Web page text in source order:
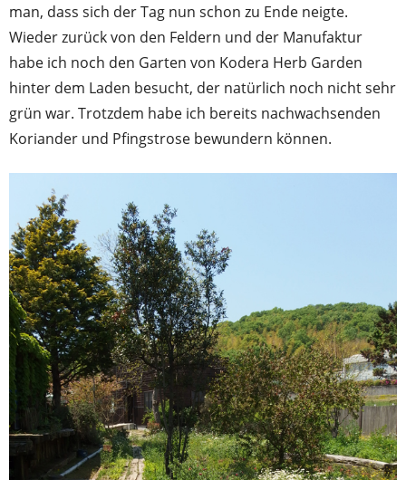
man, dass sich der Tag nun schon zu Ende neigte.
Wieder zurück von den Feldern und der Manufaktur
habe ich noch den Garten von Kodera Herb Garden
hinter dem Laden besucht, der natürlich noch nicht sehr
grün war. Trotzdem habe ich bereits nachwachsenden
Koriander und Pfingstrose bewundern können.